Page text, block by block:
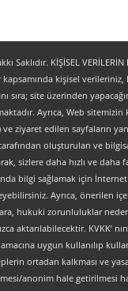
KİŞİSEL
kişisel
site üzerinden
Ayrıca, Web
ziyaret edilen sayfaların
oluşturulan ve
daha hızlı ve
sağlamak için İnternet
Ayrıca, önerilen
hukuki zorunluluklar
KVKK’
uygun kullanılıp
ortadan kalkması ve
anonim hale